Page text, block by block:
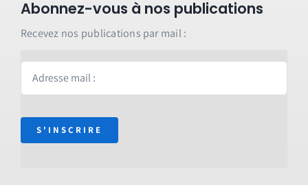
Abonnez-vous à nos publications
Recevez nos publications par mail :
S'INSCRIRE